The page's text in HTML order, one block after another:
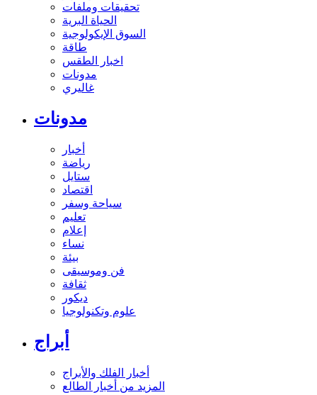
تحقيقات وملفات
الحياة البرية
السوق الإيكولوجية
طاقة
اخبار الطقس
مدونات
غاليري
مدونات
أخبار
رياضة
ستايل
اقتصاد
سياحة وسفر
تعليم
إعلام
نساء
بيئة
فن وموسيقى
ثقافة
ديكور
علوم وتكنولوجيا
أبراج
أخبار الفلك والأبراج
المزيد من أخبار الطالع